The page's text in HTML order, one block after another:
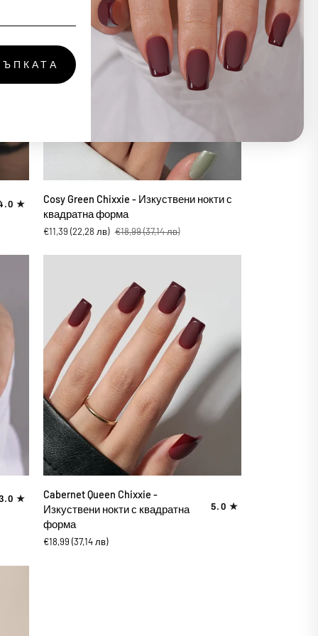
ДОБАВИ В КОЛИЧКАТА
Cosy
Green
Chixxie
-
Изкуствени
квадратна
форма
Cosy Green Chixxie - Изкуствени нокти с
квадратна форма
€11,39 (22,28 лв) €18,99(37,14 лв)
ДОБАВИ В КОЛИЧКАТА
Queen
Chixxie
-
Изкуствени
Cabernet Queen Chixxie -
Изкуствени нокти с квадратна
форма
5.0
€18,99 (37,14 лв)